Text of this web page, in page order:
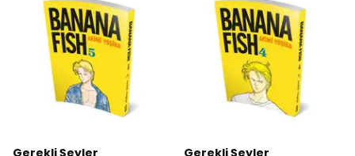
Gerekli Şeyler Gerekli Şeyler